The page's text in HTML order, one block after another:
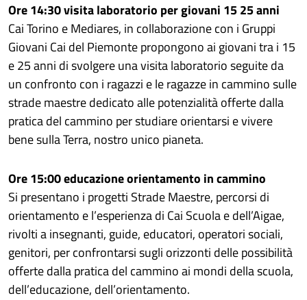
Ore 14:30 visita laboratorio per giovani 15 25 anni
Cai Torino e Mediares, in collaborazione con i Gruppi
Giovani Cai del Piemonte propongono ai giovani tra i 15
e 25 anni di svolgere una visita laboratorio seguite da
un confronto con i ragazzi e le ragazze in cammino sulle
strade maestre dedicato alle potenzialità offerte dalla
pratica del cammino per studiare orientarsi e vivere
bene sulla Terra, nostro unico pianeta.
Ore 15:00 educazione orientamento in cammino
Si presentano i progetti Strade Maestre, percorsi di
orientamento e l’esperienza di Cai Scuola e dell’Aigae,
rivolti a insegnanti, guide, educatori, operatori sociali,
genitori, per confrontarsi sugli orizzonti delle possibilità
offerte dalla pratica del cammino ai mondi della scuola,
dell’educazione, dell’orientamento.